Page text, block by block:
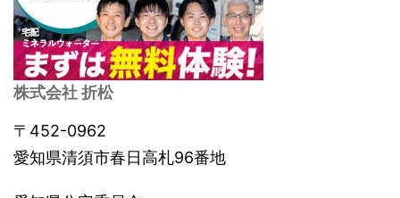
株式会社 折松
〒452-0962
愛知県清須市春日高札96番地